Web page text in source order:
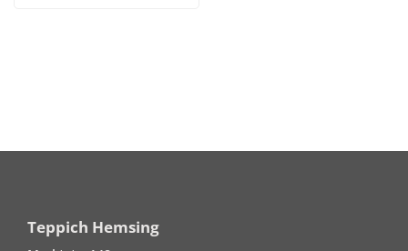
Teppich Hemsing